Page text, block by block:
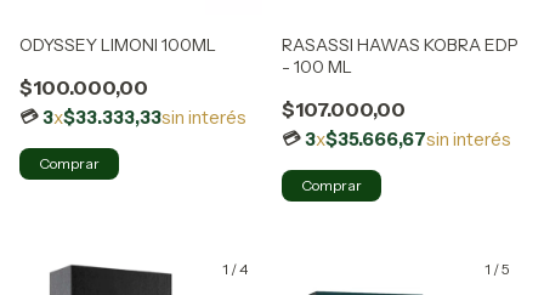
ODYSSEY LIMONI 100ML
$100.000,00
3x$33.333,33sin interés
RASASSI HAWAS KOBRA EDP
- 100 ML
$107.000,00
3x$35.666,67sin interés
1 /4 1 /5